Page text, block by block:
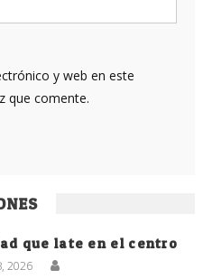
y web en este
que comente.
que late en el centro
2026